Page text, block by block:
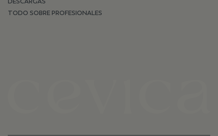
TODO SOBRE PROFESIONALES